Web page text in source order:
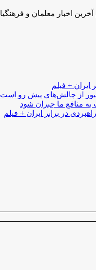
ایران + فیلم
از چالش‌های پیش رو است
منافع ما جبران شود
در برابر ایران + فیلم